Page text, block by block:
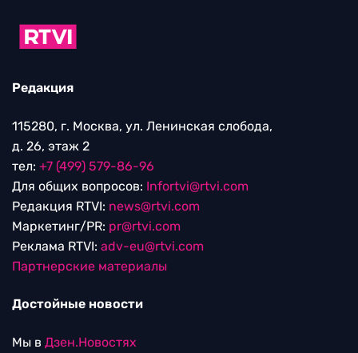
Редакция
115280, г. Москва, ул. Ленинская слобода,
д. 26, этаж 2
тел: +7 (499) 579-86-96
Для общих вопросов: Infortvi@rtvi.com
Редакция RTVI: news@rtvi.com
Маркетинг/PR: pr@rtvi.com
Реклама RTVI: adv-eu@rtvi.com
Партнерские материалы
Достойные новости
Мы в Дзен.Новостях